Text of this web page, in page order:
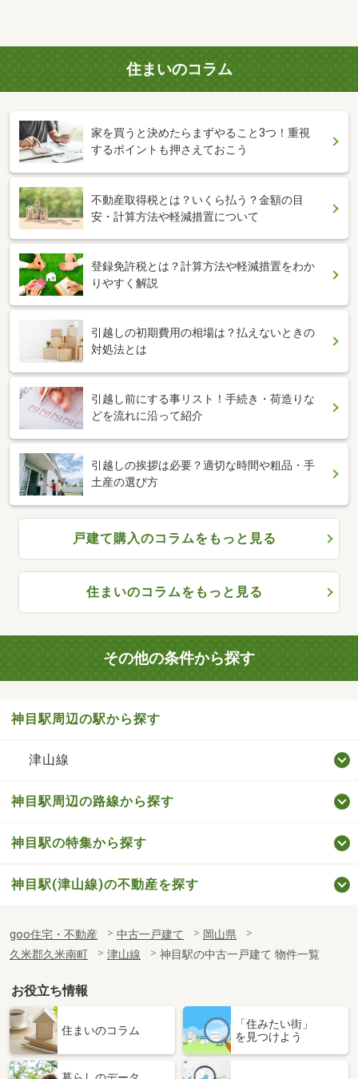
住まいのコラム
家を買うと決めたらまずやること3つ！重視
するポイントも押さえておこう
不動産取得税とは？いくら払う？金額の目
安・計算方法や軽減措置について
登録免許税とは？計算方法や軽減措置をわか
りやすく解説
引越しの初期費用の相場は？払えないときの
対処法とは
引越し前にする事リスト！手続き・荷造りな
どを流れに沿って紹介
引越しの挨拶は必要？適切な時間や粗品・手
土産の選び方
戸建て購入のコラムをもっと見る
住まいのコラムをもっと見る
その他の条件から探す
神目駅周辺の駅から探す
津山線
神目駅周辺の路線から探す
神目駅の特集から探す
神目駅(津山線)の不動産を探す
goo住宅・不動産 中古一戸建て
岡山県
久米郡久米南町
津山線 神目駅の中古一戸建て 物件一覧
お役立ち情報
住まいのコラム
「住みたい街」
を見つけよう